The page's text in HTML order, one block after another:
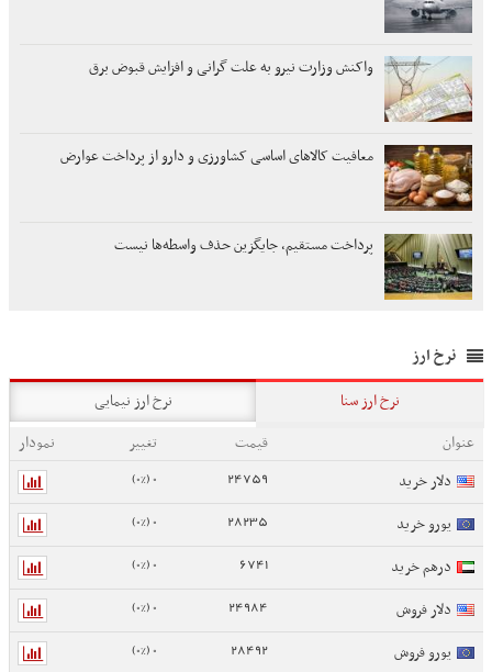
واکنش وزارت نیرو به علت گرانی و افزایش قبوض برق
معافیت کالاهای اساسی کشاورزی و دارو از پرداخت عوارض
پرداخت مستقیم، جایگزین حذف واسطه‌ها نیست
نرخ ارز
نرخ ارز سنا
نرخ ارز نیمایی
عنوان
قیمت تغییر
نمودار
دلار خرید
24759
0 (0%)
یورو خرید 28235
0 (0%)
درهم خرید 6741
0 (0%)
دلار فروش 24984
0 (0%)
یورو فروش 28492
0 (0%)